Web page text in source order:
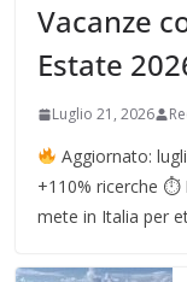
Vacanze
Estate
Luglio 21, 2026
Aggiornato:
+110% ricerche ⏱
mete in Italia per